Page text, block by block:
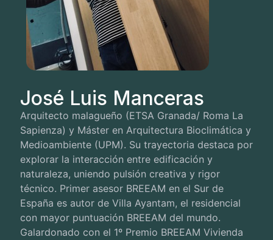
José Luis Manceras
Arquitecto malagueño (ETSA Granada/ Roma La
Sapienza) y Máster en Arquitectura Bioclimática y
Medioambiente (UPM). Su trayectoria destaca por
explorar la interacción entre edificación y
naturaleza, uniendo pulsión creativa y rigor
técnico. Primer asesor BREEAM en el Sur de
España es autor de Villa Ayantam, el residencial
con mayor puntuación BREEAM del mundo.
Galardonado con el 1º Premio BREEAM Vivienda